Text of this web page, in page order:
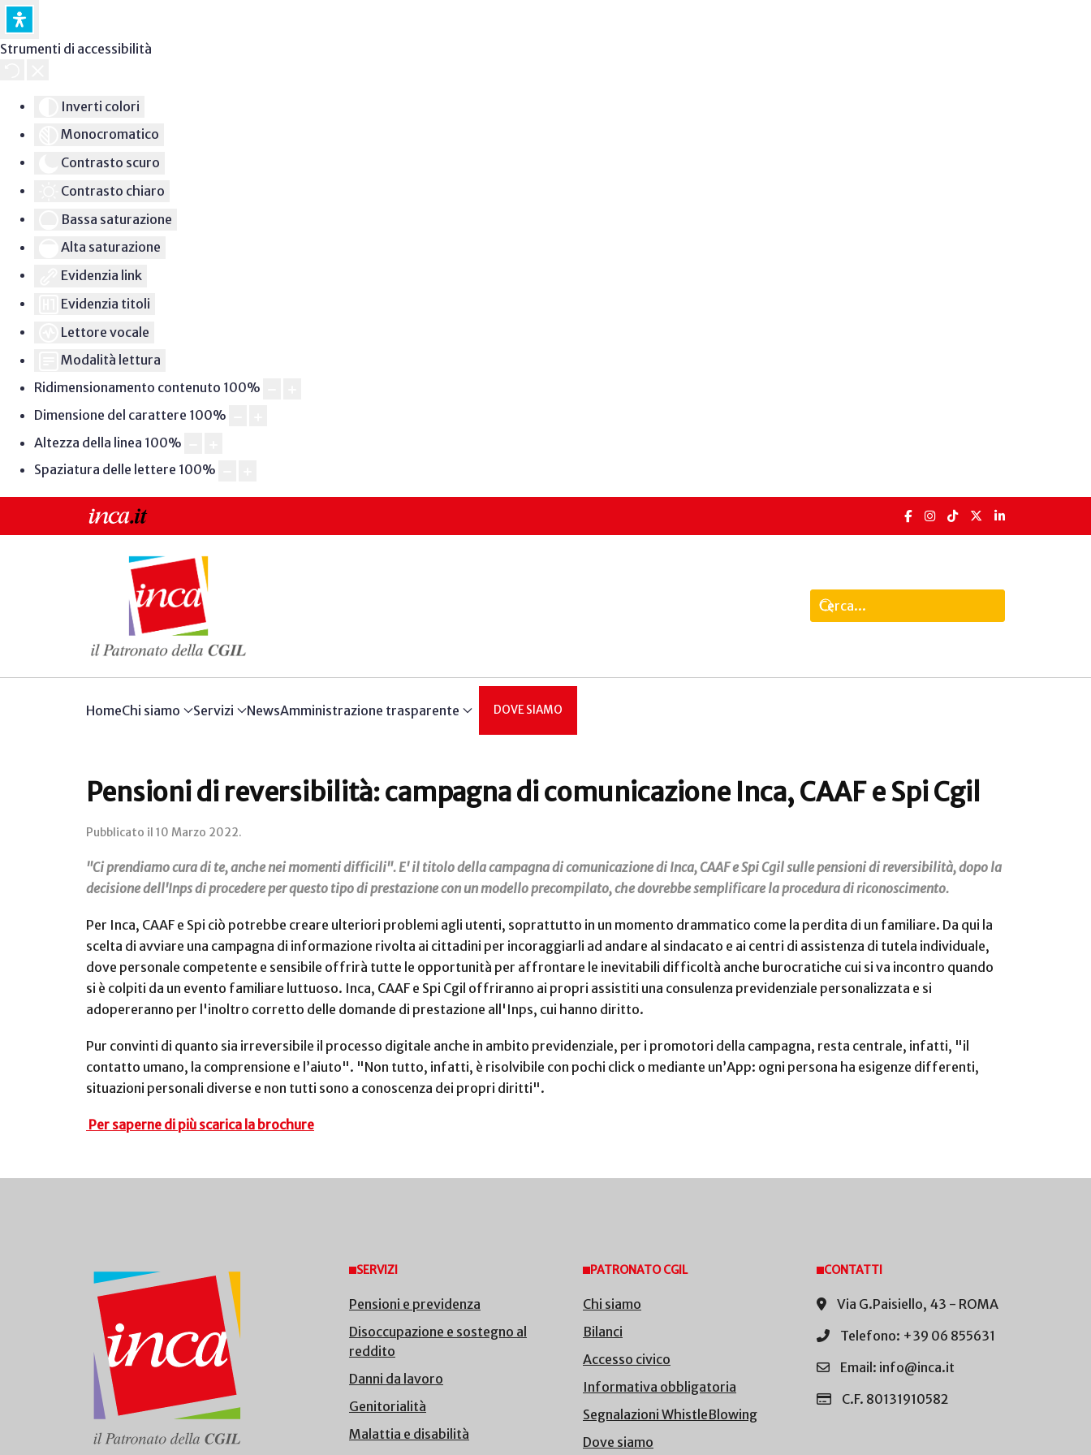
Strumenti di accessibilità
Inverti colori
Monocromatico
Contrasto scuro
Contrasto chiaro
Bassa saturazione
Alta saturazione
Evidenzia link
Evidenzia titoli
Lettore vocale
Modalità lettura
Ridimensionamento contenuto 100%
Dimensione del carattere 100%
Altezza della linea 100%
Spaziatura delle lettere 100%
HomeChi siamo Servizi NewsAmministrazione trasparente DOVE SIAMO
Pensioni di reversibilità: campagna di comunicazione Inca, CAAF e Spi Cgil
Pubblicato il 10 Marzo 2022.
"Ci prendiamo cura di te, anche nei momenti difficili". E' il titolo della campagna di comunicazione di Inca, CAAF e Spi Cgil sulle pensioni di reversibilità, dopo la
decisione dell'Inps di procedere per questo tipo di prestazione con un modello precompilato, che dovrebbe semplificare la procedura di riconoscimento.
Per Inca, CAAF e Spi ciò potrebbe creare ulteriori problemi agli utenti, soprattutto in un momento drammatico come la perdita di un familiare. Da qui la
scelta di avviare una campagna di informazione rivolta ai cittadini per incoraggiarli ad andare al sindacato e ai centri di assistenza di tutela individuale,
dove personale competente e sensibile offrirà tutte le opportunità per affrontare le inevitabili difficoltà anche burocratiche cui si va incontro quando
si è colpiti da un evento familiare luttuoso. Inca, CAAF e Spi Cgil offriranno ai propri assistiti una consulenza previdenziale personalizzata e si
adopereranno per l'inoltro corretto delle domande di prestazione all'Inps, cui hanno diritto.
Pur convinti di quanto sia irreversibile il processo digitale anche in ambito previdenziale, per i promotori della campagna, resta centrale, infatti, "il
contatto umano, la comprensione e l’aiuto". "Non tutto, infatti, è risolvibile con pochi click o mediante un’App: ogni persona ha esigenze differenti,
situazioni personali diverse e non tutti sono a conoscenza dei propri diritti".
Per saperne di più scarica la brochure
SERVIZI
Pensioni e previdenza
Disoccupazione e sostegno al
reddito
Danni da lavoro
Genitorialità
Malattia e disabilità
PATRONATO CGIL
Chi siamo
Bilanci
Accesso civico
Informativa obbligatoria
Segnalazioni WhistleBlowing
Dove siamo
CONTATTI
Via G.Paisiello, 43 - ROMA
Telefono: +39 06 855631
Email: info@inca.it
C.F. 80131910582